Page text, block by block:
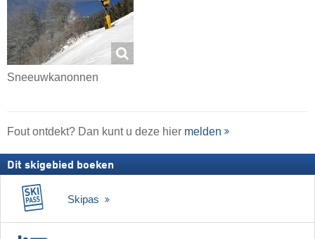
Sneeuwkanonnen
Fout ontdekt? Dan kunt u deze hier melden
Dit skigebied boeken
Skipas